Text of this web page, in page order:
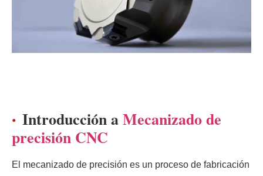
Introducción aMecanizado de
precisión CNC
El mecanizado de precisión es un proceso de fabricación